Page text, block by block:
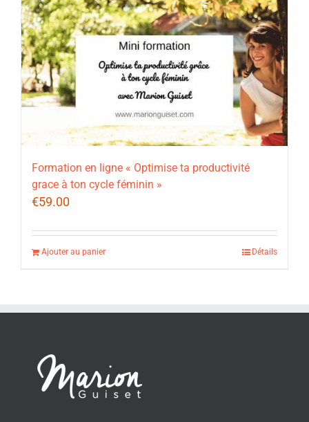
Formation en ligne « Optimise ta productivité
grace à ton cycle féminin »
€59.00
Ajouter au panier Détails